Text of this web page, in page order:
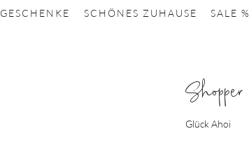
GESCHENKE SCHÖNES ZUHAUSE SALE %
Shopper
Glück Ahoi